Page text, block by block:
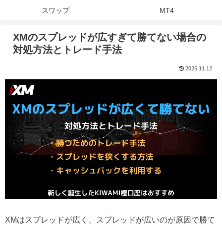
スワップ MT4
XMのスプレッドが広すぎて勝てない場合の
対処方法とトレード手法
2025.11.12
XMはスプレッドが広く、スプレッドが広いのが原因で勝て